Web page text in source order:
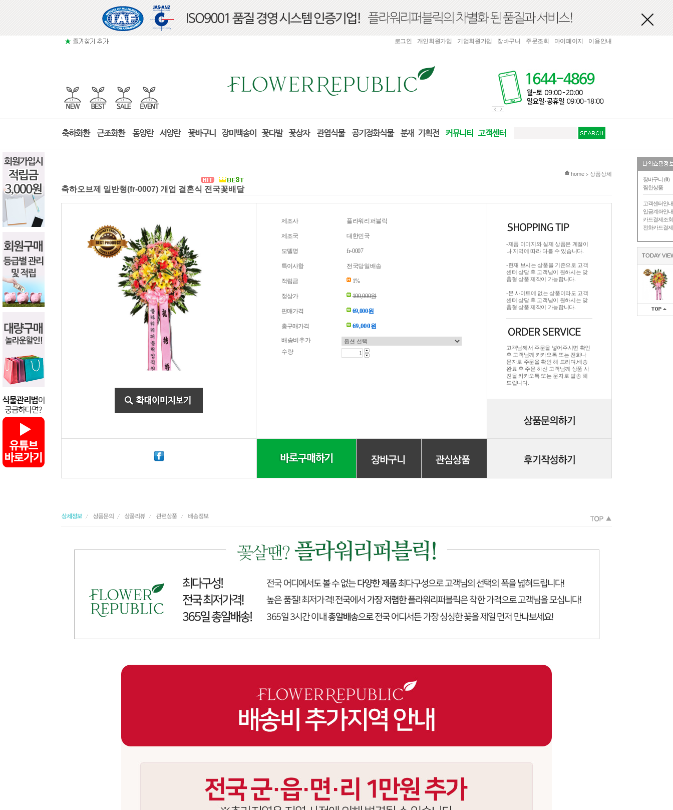
장바구니 (0)
찜한상품
고객센터안내
입금계좌안내
카드결제조회
전화카드결제
TODAY
로그인 개인회원가입 기업회원가입 장바구니 주문조회 마이페이지 이용안내
현재 위치
home > 상품상세
축하오브제 일반형(fr-0007) 개업 결혼식 전국꽃배달
제조사 플라워리퍼블릭
제조국 대한민국
모델명 fr-0007
특이사항 전국당일배송
적립금 1%
정상가 100,000원
판매가격 69,000원
총구매가격 69,000원
배송비추가
수량
-제품 이미지와 실제 상품은 계절이
나 지역에 따라 다를 수 있습니다.
-현재 보시는 상품을 기준으로 고객
센터 상담 후 고객님이 원하시는 맞
춤형 상품 제작이 가능합니다.
-본 사이트에 없는 상품이라도 고객
센터 상담 후 고객님이 원하시는 맞
춤형 상품 제작이 가능합니다.
고객님께서 주문을 넣어주시면 확인
후 고객님께 카카오톡 또는 전화나
문자로 주문을 확인 해 드리며.배송
완료 후 주문 하신 고객님께 상품 사
진을 카카오톡 또는 문자로 발송 해
드립니다.